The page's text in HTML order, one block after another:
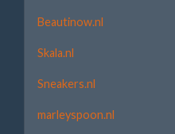
Beautinow.nl
Skala.nl
Sneakers.nl
marleyspoon.nl